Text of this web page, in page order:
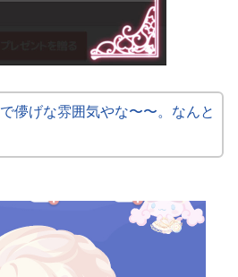
で儚げな雰囲気やな〜〜。なんと